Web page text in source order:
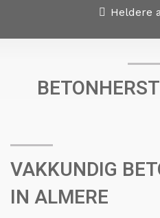
Heldere
VAKKUNDIG
IN ALMERE